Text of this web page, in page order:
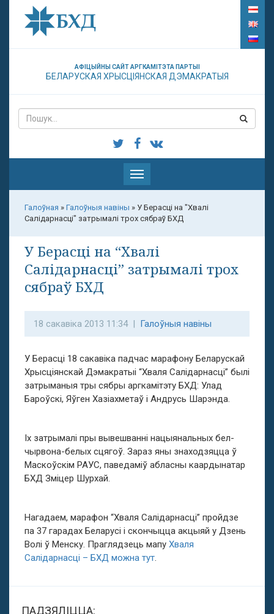
АФІЦЫЙНЫ САЙТ АРГКАМІТЭТА ПАРТЫІ
БЕЛАРУСКАЯ ХРЫСЦІЯНСКАЯ ДЭМАКРАТЫЯ
Паказаць
меню
Галоўная » Галоўныя навіны » У Берасці на "Хвалі
Салідарнасці" затрымалі трох сябраў БХД
У Берасці на “Хвалі
Салідарнасці” затрымалі трох
сябраў БХД
18 сакавіка 2013 11:34 | Галоўныя навіны
У Берасці 18 сакавіка падчас марафону Беларускай
Хрысціянскай Дэмакратыі “Хваля Салідарнасці” былі
затрыманыя тры сябры аргкамітэту БХД: Улад
Бароўскі, Яўген Хазіахметаў і Андрусь Шарэнда.
Іх затрымалі пры вывешванні нацыянальных бел-
чырвона-белых сцягоў. Зараз яны знаходзяцца ў
Маскоўскім РАУС, паведаміў абласны каардынатар
БХД Зміцер Шурхай.
Нагадаем, марафон “Хваля Салідарнасці” пройдзе
па 37 гарадах Беларусі і скончыцца акцыяй у Дзень
Волі ў Менску. Праглядзець мапу Хваля
Салідарнасці – БХД можна тут.
ПАДЗЯЛІЦЦА: